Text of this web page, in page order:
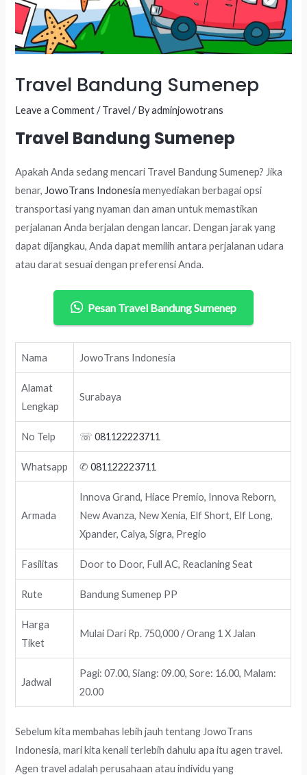
Travel Bandung Sumenep
Leave a Comment /Travel / Byadminjowotrans
Travel Bandung Sumenep
Apakah Anda sedang mencari Travel Bandung Sumenep? Jika
benar, JowoTrans Indonesia menyediakan berbagai opsi
transportasi yang nyaman dan aman untuk memastikan
perjalanan Anda berjalan dengan lancar. Dengan jarak yang
dapat dijangkau, Anda dapat memilih antara perjalanan udara
atau darat sesuai dengan preferensi Anda.
Pesan Travel Bandung Sumenep
Nama JowoTrans Indonesia
Alamat
Lengkap
Surabaya
No Telp ☏081122223711
Whatsapp ✆081122223711
Armada
Innova Grand, Hiace Premio, Innova Reborn,
New Avanza, New Xenia, Elf Short, Elf Long,
Xpander, Calya, Sigra, Pregio
Fasilitas Door to Door, Full AC, Reaclaning Seat
Rute Bandung Sumenep PP
Harga
Tiket
Mulai Dari Rp. 750,000 / Orang 1 X Jalan
Jadwal
Pagi: 07.00, Siang: 09.00, Sore: 16.00, Malam:
20.00
Sebelum kita membahas lebih jauh tentang JowoTrans
Indonesia, mari kita kenali terlebih dahulu apa itu agen travel.
Agen travel adalah perusahaan atau individu yang